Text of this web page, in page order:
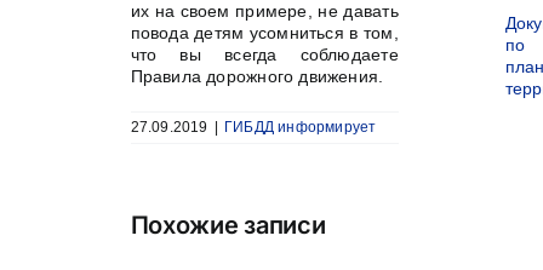
их на своем примере, не давать
повода детям усомниться в том,
что вы всегда соблюдаете
Правила дорожного движения.
27.09.2019 ГИБДД информирует
Похожие записи
по